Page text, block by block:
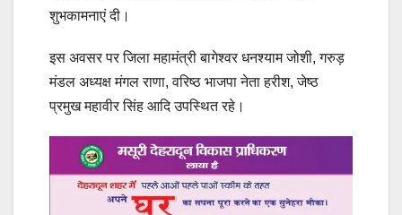
शुभकामनाएं दी।
इस अवसर पर जिला महामंत्री बागेश्वर धनश्याम जोशी, गरुड़
मंडल अध्यक्ष मंगल राणा, वरिष्ठ भाजपा नेता हरीश, जेष्ठ
प्रमुख महावीर सिंह आदि उपस्थित रहे।